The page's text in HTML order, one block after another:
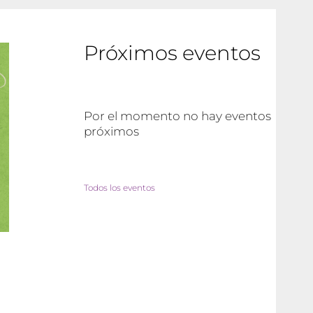
Próximos eventos
Por el momento no hay eventos
próximos
Todos los eventos